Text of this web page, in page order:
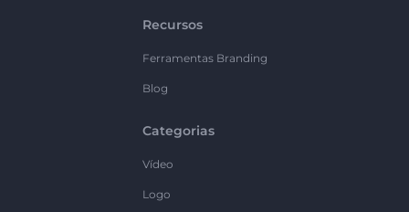
Recursos
Ferramentas Branding
Blog
Categorias
Vídeo
Logo